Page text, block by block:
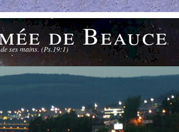
de Beauce
ses mains. (Ps.19:1)